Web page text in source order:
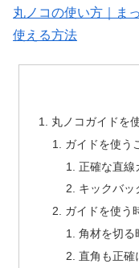
丸ノコの使い方｜ま
使える方法
丸ノコガイドを
ガイドを使う
正確な直線
キックバッ
ガイドを使う
角材を切る
直角も正確